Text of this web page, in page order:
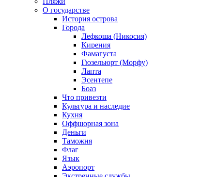
О государстве
История острова
Города
Лефкоша (Никосия)
Кирения
Фамагуста
Гюзельюрт (Морфу)
Лапта
Эсентепе
Боаз
Что привезти
Культура и наследие
Кухня
Оффшорная зона
Деньги
Таможня
Флаг
Язык
Аэропорт